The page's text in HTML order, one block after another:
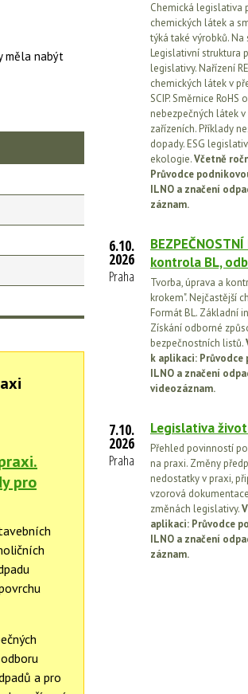
měla nabýt
pro
a pro
Chemická legislativa
chemických látek a
týká také výrobků.
Legislativní struktura
legislativy. Nařízení
chemických látek v
SCIP. Směrnice
nebezpečných látek
zařízeních. Příklady
dopady. ESG
ekologie.Včetně
Průvodce
ILNO a značení
záznam.
6.10.
2026
Praha
kontrola BL,
Tvorba, úprava a
krokem". Nejčastější
Formát BL. Základní
Získání odborné
bezpečnostních listů.
k aplikaci:
ILNO a značení
videozáznam.
7.10.
2026
Praha
Legislativa
Přehled povinností
na praxi. Změny
nedostatky v praxi,
vzorová
změnách legislativy.
aplikaci: Průvodce
ILNO a značení
záznam.